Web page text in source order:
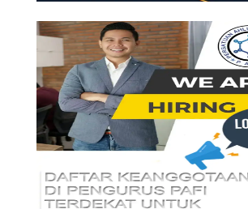
DIBUTUHKAN
PENGURUS
JAYA EKA
SYARAT DAN KETENTUAN
BROSUR